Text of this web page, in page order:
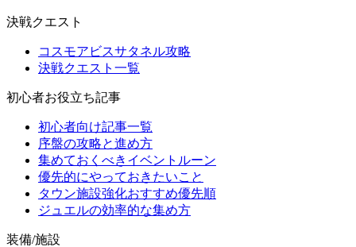
決戦クエスト
コスモアビスサタネル攻略
決戦クエスト一覧
初心者お役立ち記事
初心者向け記事一覧
序盤の攻略と進め方
集めておくべきイベントルーン
優先的にやっておきたいこと
タウン施設強化おすすめ優先順
ジュエルの効率的な集め方
装備/施設